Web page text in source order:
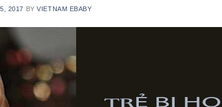
2017 BYVIETNAM EBABY